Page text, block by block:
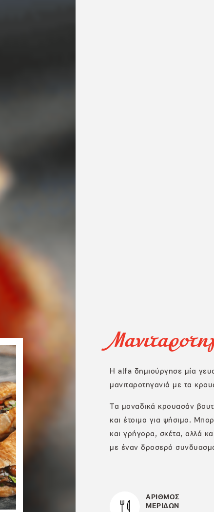
Η alfa δημιούργησε μία
μανιταροτηγανιά με τα
Τα μοναδικά κρουασάν
και έτοιμα για ψήσιμο.
και γρήγορα, σκέτα, αλλά
με έναν δροσερό
ΑΡΙΘΜΟΣ
ΜΕΡΙΔΩΝ